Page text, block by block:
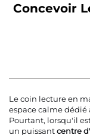
Actualités
Contactez-
Concevoir
Le coin lecture en
espace calme dédié
Pourtant, lorsqu'il
un puissantcentre